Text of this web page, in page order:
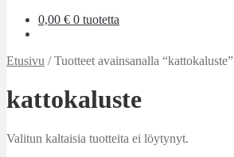
0,00 € 0 tuotetta
Etusivu /Tuotteet avainsanalla “kattokaluste”
kattokaluste
Valitun kaltaisia tuotteita ei löytynyt.